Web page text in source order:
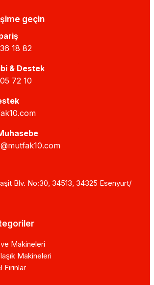
geçin
18 82
& Destek
72 10
Blv. No:30, 34513, 34325 Esenyurt/
Makineleri
Makineleri